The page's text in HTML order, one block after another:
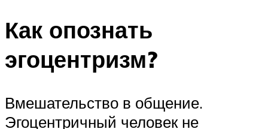
Как опознать
эгоцентризм?
Вмешательство в общение.
Эгоцентричный человек не